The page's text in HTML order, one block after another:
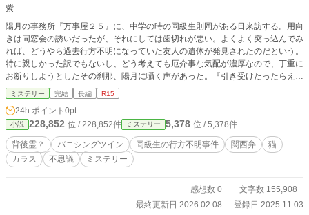
紫
陽月の事務所『万事屋２５』に、中学の時の同級生則岡がある日来訪する。用向
きは同窓会の誘いだったが、それにしては歯切れが悪い。よくよく突っ込んでみ
れば、どうやら過去行方不明になっていた友人の遺体が発見されたのだという。
特に親しかった訳でもないし、どう考えても厄介事な気配が濃厚なので、丁重に
お断りしようとしたその刹那、陽月に囁く声があった。『引き受けたったらええ
やん』……これが切っ掛けで陽月は巻き込まれて行く事になる。 ∽∽∽∽∽∽∽∽
∽∽∽∽∽∽∽∽∽∽∽∽∽∽∽∽∽∽∽∽∽∽∽∽ ※他サイト（カクヨム様）にも掲
載させて頂いています。 ※作者創作の世界観です。史実等とは合致しない部
分、異なる部分が多数あります。 ※この物語はフィクションです。実在の人
物・団体等とは一切関係がありません。 ※実際に用いられる事のない表現や造
語が出てきますが、御容赦ください。 ※リアル都合等により不定期、且つまっ
たり進行となっております（当作については本当に数日に１話とかの更新頻度も
停滞する事もあります。 ※これはミステリーだ！と断言出来る力量がとてもと
ても悲しい事になっておりますが、お暇潰しにでも楽しんで頂ければ幸いです。
ミステリー 完結 長編 R15
24h.ポイント 0pt
小説 228,852 位 / 228,852件 ミステリー 5,378 位 / 5,378件
背後霊？ バニシングツイン 同級生の行方不明事件 関西弁
猫
カラス
不思議 ミステリー
感想数 0
文字数 155,908
最終更新日 2026.02.08
登録日 2025.11.03